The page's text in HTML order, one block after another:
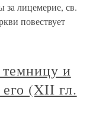
лицемерие, св.
повествует
и
(XII гл.